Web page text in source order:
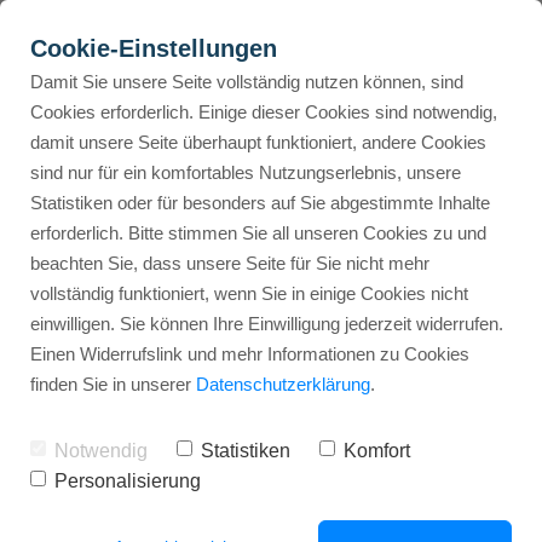
FUNKTIONEN
Bewertungslink
QR-Code-Bewertungen
ANWENDUNGSFALL
Platzierung #1 im Google Ranking
BEWERTUNGSPLATTFORMEN
Google Bewertungen
RESSOURCEN
Blog
Akademie
Kundensupport
Friseure brauchen
unbedingt
Kundenbewertungen
Kundenbewertungen spielen eine
entscheidende Rolle für Friseur-Salons,
da sie Sichtbarkeit auf den Portalen
danktautomatisieren Sie den Prozess
und gewinnst mehr positive
Cookie-Einstellungen
Damit Sie unsere Seite vollständig nutzen können, sind
Cookies erforderlich. Einige dieser Cookies sind notwendig,
damit unsere Seite überhaupt funktioniert, andere Cookies
sind nur für ein komfortables Nutzungserlebnis, unsere
Statistiken oder für besonders auf Sie abgestimmte Inhalte
erforderlich. Bitte stimmen Sie all unseren Cookies zu und
beachten Sie, dass unsere Seite für Sie nicht mehr
vollständig funktioniert, wenn Sie in einige Cookies nicht
einwilligen. Sie können Ihre Einwilligung jederzeit widerrufen.
Einen Widerrufslink und mehr Informationen zu Cookies
finden Sie in unserer Datenschutzerklärung.
Notwendig Statistiken
Komfort
Personalisierung